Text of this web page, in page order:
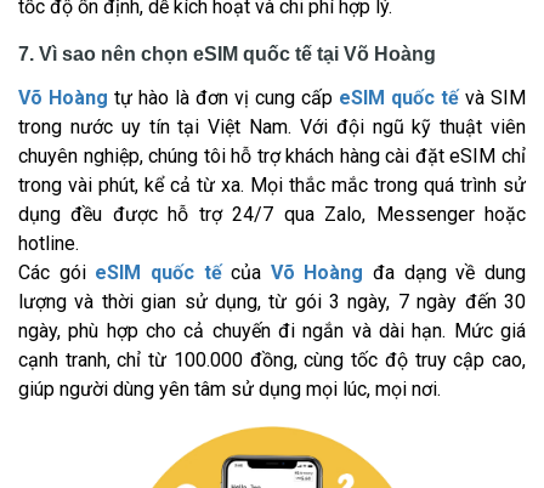
tốc độ ổn định, dễ kích hoạt và chi phí hợp lý.
7. Vì sao nên chọn eSIM quốc tế tại Võ Hoàng
Võ Hoàng tự hào là đơn vị cung cấp eSIM quốc tế và SIM
trong nước uy tín tại Việt Nam. Với đội ngũ kỹ thuật viên
chuyên nghiệp, chúng tôi hỗ trợ khách hàng cài đặt eSIM chỉ
trong vài phút, kể cả từ xa. Mọi thắc mắc trong quá trình sử
dụng đều được hỗ trợ 24/7 qua Zalo, Messenger hoặc
hotline.
Các gói eSIM quốc tếcủa Võ Hoàng đa dạng về dung
lượng và thời gian sử dụng, từ gói 3 ngày, 7 ngày đến 30
ngày, phù hợp cho cả chuyến đi ngắn và dài hạn. Mức giá
cạnh tranh, chỉ từ 100.000 đồng, cùng tốc độ truy cập cao,
giúp người dùng yên tâm sử dụng mọi lúc, mọi nơi.